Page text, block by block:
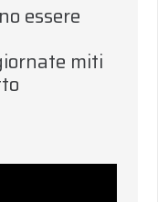
essere
miti